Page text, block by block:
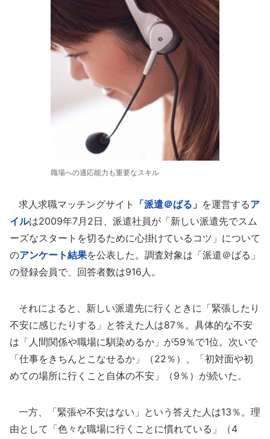
職場への適応能力も重要なスキル
求人求職マッチングサイト 「派遣＠ばる」 を運営するア
イルは2009年7月2日、派遣社員が「新しい派遣先でスム
ーズなスタートを切るために心掛けているコツ」について
のアンケート結果を公表した。調査対象は「派遣＠ばる」
の登録会員で、回答者数は916人。
それによると、新しい派遣先に行くときに「緊張したり
不安に感じたりする」と答えた人は87％。具体的な不安
は「人間関係や職場に馴染めるか」が59％で1位。次いで
「仕事をきちんとこなせるか」（22％）、「初対面や初
めての場所に行くこと自体の不安」（9％）が続いた。
一方、「緊張や不安はない」という答えた人は13％。理
由として「色々な職場に行くことに慣れている」（4